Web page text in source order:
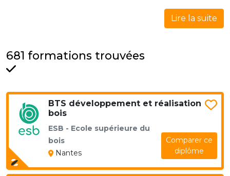
Lire la suite
681 formations trouvées
BTS développement et réalisation
bois
ESB - Ecole supérieure du
bois
Nantes
Comparer ce
diplôme